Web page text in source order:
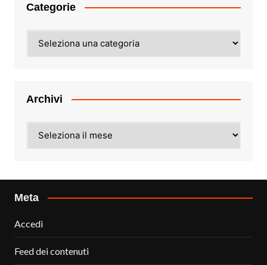
Categorie
Archivi
Meta
Accedi
Feed dei contenuti